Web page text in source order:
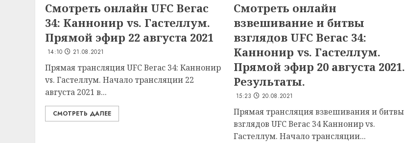
Смотреть онлайн UFC Вегас
34: Каннонир vs. Гастеллум.
Прямой эфир 22 августа 2021
14:10 21.08.2021
Прямая трансляция UFC Вегас 34: Каннонир
vs. Гастеллум. Начало трансляции 22
августа 2021 в...
СМОТРЕТЬ ДАЛЕЕ
Смотреть онлайн
взвешивание и битвы
взглядов UFC Вегас 34:
Каннонир vs. Гастеллум.
Прямой эфир 20 августа 2021.
Результаты.
15:23 20.08.2021
Прямая трансляция взвешивания и битвы
взглядов UFC Вегас 34 Каннонир vs.
Гастеллум. Начало трансляции...